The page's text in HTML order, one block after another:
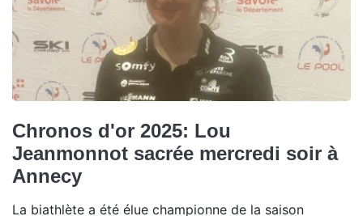
Chronos d'or 2025: Lou
Jeanmonnot sacrée mercredi soir à
Annecy
La biathlète a été élue championne de la saison